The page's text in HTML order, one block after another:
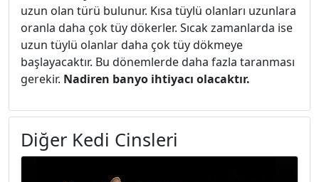
uzun olan türü bulunur. Kısa tüylü olanları uzunlara
oranla daha çok tüy dökerler. Sıcak zamanlarda ise
uzun tüylü olanlar daha çok tüy dökmeye
başlayacaktır. Bu dönemlerde daha fazla taranması
gerekir. Nadiren banyo ihtiyacı olacaktır.
Diğer Kedi Cinsleri